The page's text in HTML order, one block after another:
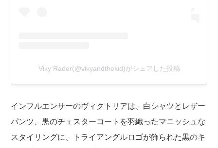
Viky Rader(@vikyandthekid)がシェアした投稿
インフルエンサーのヴィクトリアは、白シャツとレザー
パンツ、黒のチェスターコートを羽織ったマニッシュな
スタイリングに、トライアングルロゴが飾られた黒のキ